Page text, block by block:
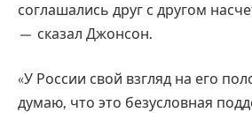
соглашались друг с другом
— сказал Джонсон.
«У России свой взгляд на его
думаю, что это безусловная